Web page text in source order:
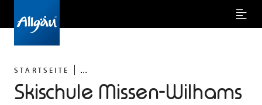
Menu
STARTSEITE ...
Skischule Missen-Wilhams